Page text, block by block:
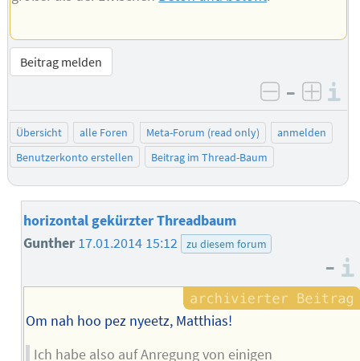
Beitrag melden
negativ
–
Übersicht alle Foren Meta-Forum (read only)
anmelden
Benutzerkonto erstellen
Beitrag im Thread-Baum
horizontal gekürzter Threadbaum
Gunther 17.01.2014 15:12 zu diesem forum
–
Om nah hoo pez nyeetz, Matthias!
Ich habe also auf Anregung von einigen